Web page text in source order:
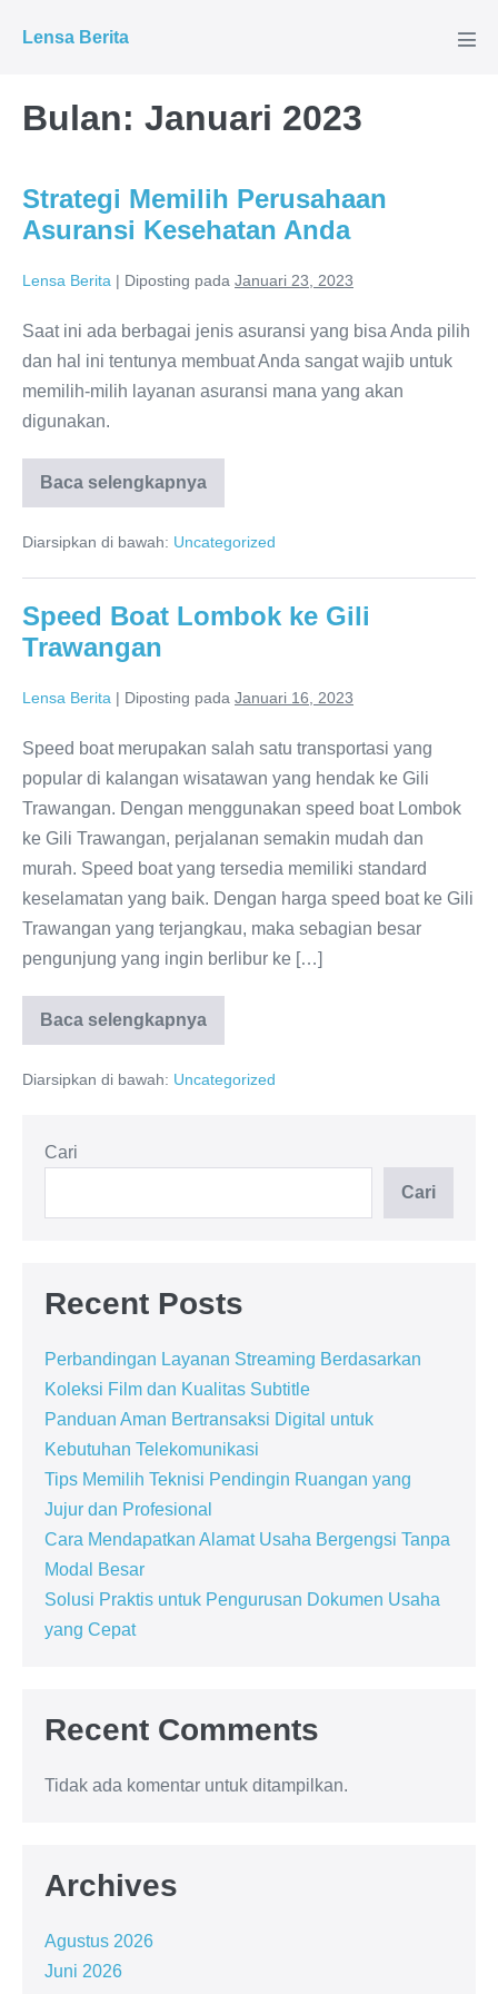
Lensa Berita
Bulan: Januari 2023
Strategi Memilih Perusahaan
Asuransi Kesehatan Anda
Lensa Berita | Diposting pada Januari 23, 2023
Saat ini ada berbagai jenis asuransi yang bisa Anda pilih
dan hal ini tentunya membuat Anda sangat wajib untuk
memilih-milih layanan asuransi mana yang akan
digunakan.
Baca selengkapnya
Strategi
Memilih
Asuransi
Anda
Diarsipkan di bawah: Uncategorized
Speed Boat Lombok ke Gili
Trawangan
Lensa Berita | Diposting pada Januari 16, 2023
Speed boat merupakan salah satu transportasi yang
popular di kalangan wisatawan yang hendak ke Gili
Trawangan. Dengan menggunakan speed boat Lombok
ke Gili Trawangan, perjalanan semakin mudah dan
murah. Speed boat yang tersedia memiliki standard
keselamatan yang baik. Dengan harga speed boat ke Gili
Trawangan yang terjangkau, maka sebagian besar
pengunjung yang ingin berlibur ke […]
Baca selengkapnya
Speed
Boat
ke
Diarsipkan di bawah: Uncategorized
Cari
Cari
Recent Posts
Perbandingan Layanan Streaming Berdasarkan
Koleksi Film dan Kualitas Subtitle
Panduan Aman Bertransaksi Digital untuk
Kebutuhan Telekomunikasi
Tips Memilih Teknisi Pendingin Ruangan yang
Jujur dan Profesional
Cara Mendapatkan Alamat Usaha Bergengsi Tanpa
Modal Besar
Solusi Praktis untuk Pengurusan Dokumen Usaha
yang Cepat
Recent Comments
Tidak ada komentar untuk ditampilkan.
Archives
Agustus 2026
Juni 2026